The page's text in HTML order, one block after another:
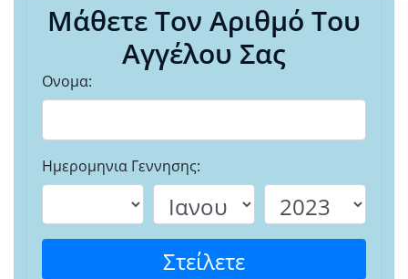
Μάθετε Τον Αριθμό Του
Αγγέλου Σας
Ονομα:
Ημερομηνια Γεννησης:
Στείλετε